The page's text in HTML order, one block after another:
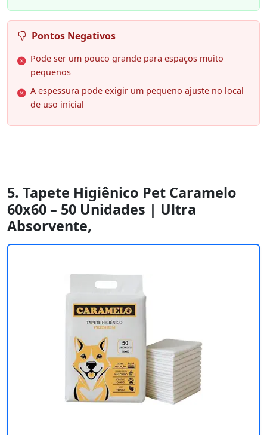
Pontos Negativos
Pode ser um pouco grande para espaços muito
pequenos
A espessura pode exigir um pequeno ajuste no local
de uso inicial
5. Tapete Higiênico Pet Caramelo
60x60 – 50 Unidades | Ultra
Absorvente,